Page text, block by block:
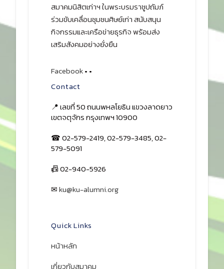
สมาคมนิสิตเก่าฯ ในพระบรมราชูปถัมภ์
ร่วมขับเคลื่อนชุมชนศิษย์เก่า สนับสนุน
กิจกรรมและเครือข่ายธุรกิจ พร้อมส่ง
เสริมสังคมอย่างยั่งยืน
Facebook• •
Contact
📍 เลขที่ 50 ถนนพหลโยธิน แขวงลาดยาว
เขตจตุจักร กรุงเทพฯ 10900
☎ 02-579-2419, 02-579-3485, 02-
579-5091
📠 02-940-5926
✉ku@ku-alumni.org
Quick Links
หน้าหลัก
เกี่ยวกับสมาคม